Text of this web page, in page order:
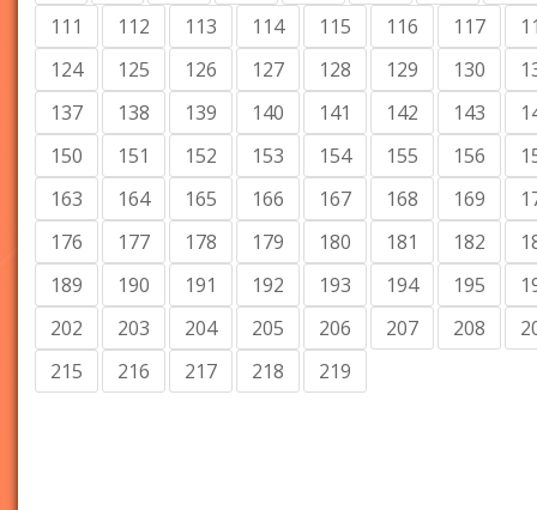
111
112 113 114 115 116 117
124
125 126 127 128 129 130
137
138 139 140 141 142 143
150
151 152 153 154 155 156
163
164 165 166 167 168 169
176
177 178 179 180 181 182
189
190 191 192 193 194 195
202
203 204 205 206 207 208
215
216 217 218 219